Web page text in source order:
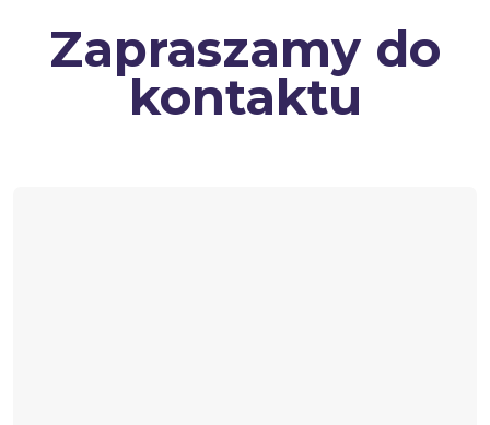
Zapraszamy do
kontaktu